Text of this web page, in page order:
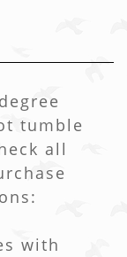
tumble
all
with